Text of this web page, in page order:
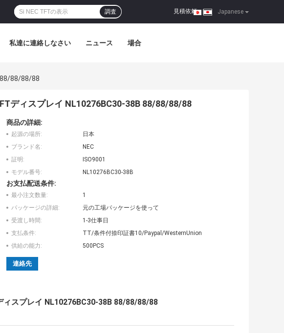
Japanese
見積依頼 |
調査
私達に連絡しなさい ニュース 場合
88/88/88/88
ディスプレイ NL10276BC30-38B 88/88/88/88
商品の詳細:
起源の場所:
日本
ブランド名:
NEC
証明:
ISO9001
モデル番号:
NL10276BC30-38B
お支払配送条件:
最小注文数量:
1
パッケージの詳細:
元の工場パッケージを使って
受渡し時間:
1-3仕事日
支払条件:
TT/条件付捺印証書10/Paypal/WesternUnion
供給の能力:
500PCS
連絡先
スプレイ NL10276BC30-38B 88/88/88/88